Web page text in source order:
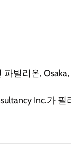
빌리온, Osaka,
Inc.가